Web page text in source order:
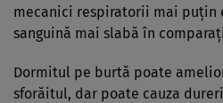
mecanici respiratorii mai puțin
sanguină mai slabă în
Dormitul pe burtă poate
sforăitul, dar poate cauza